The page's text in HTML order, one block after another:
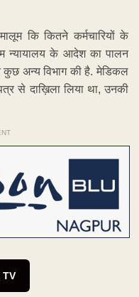
कि कितने कर्मचारियों के
न्यायालय के आदेश का पालन
कुछ अन्य विभाग की है. मेडिकल
से दाख़िला लिया था, उनकी
TV